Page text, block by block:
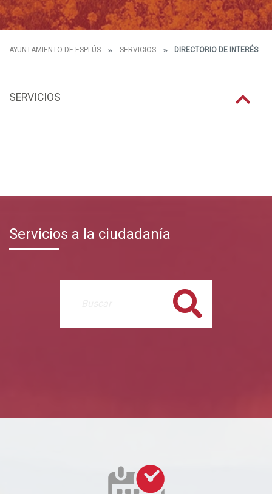
AYUNTAMIENTO DE ESPLÚS SERVICIOS DIRECTORIO DE INTERÉS
SERVICIOS
Servicios a la ciudadanía
Buscar